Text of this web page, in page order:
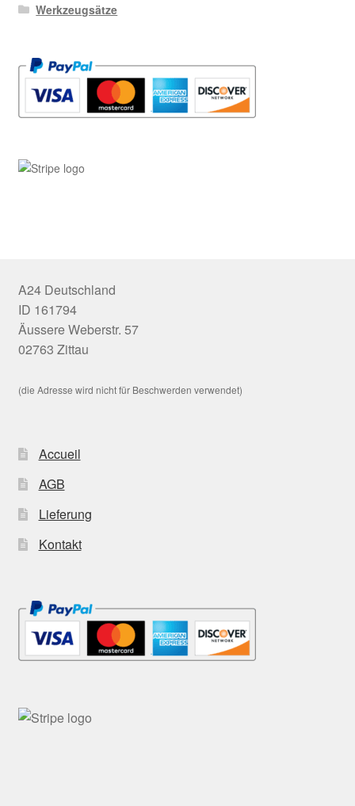
Werkzeugsätze
A24 Deutschland
ID 161794
Äussere Weberstr. 57
02763 Zittau
(die Adresse wird nicht für Beschwerden verwendet)
Accueil
AGB
Lieferung
Kontakt